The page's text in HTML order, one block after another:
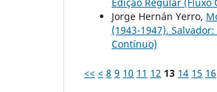
Edição Regular (Fluxo
Jorge Hernán Yerro,
(1943-1947). Salvador:
Contínuo)
<< < 8 9 10 11 12 13 14 15 16